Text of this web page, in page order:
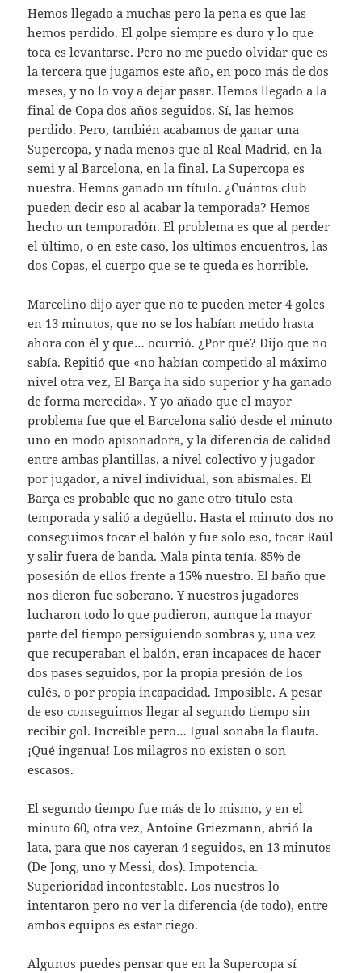
Hemos llegado a muchas pero la pena es que las
hemos perdido. El golpe siempre es duro y lo que
toca es levantarse. Pero no me puedo olvidar que es
la tercera que jugamos este año, en poco más de dos
meses, y no lo voy a dejar pasar. Hemos llegado a la
final de Copa dos años seguidos. Sí, las hemos
perdido. Pero, también acabamos de ganar una
Supercopa, y nada menos que al Real Madrid, en la
semi y al Barcelona, en la final. La Supercopa es
nuestra. Hemos ganado un título. ¿Cuántos club
pueden decir eso al acabar la temporada? Hemos
hecho un temporadón. El problema es que al perder
el último, o en este caso, los últimos encuentros, las
dos Copas, el cuerpo que se te queda es horrible.
Marcelino dijo ayer que no te pueden meter 4 goles
en 13 minutos, que no se los habían metido hasta
ahora con él y que… ocurrió. ¿Por qué? Dijo que no
sabía. Repitió que «no habían competido al máximo
nivel otra vez, El Barça ha sido superior y ha ganado
de forma merecida». Y yo añado que el mayor
problema fue que el Barcelona salió desde el minuto
uno en modo apisonadora, y la diferencia de calidad
entre ambas plantillas, a nivel colectivo y jugador
por jugador, a nivel individual, son abismales. El
Barça es probable que no gane otro título esta
temporada y salió a degüello. Hasta el minuto dos no
conseguimos tocar el balón y fue solo eso, tocar Raúl
y salir fuera de banda. Mala pinta tenía. 85% de
posesión de ellos frente a 15% nuestro. El baño que
nos dieron fue soberano. Y nuestros jugadores
lucharon todo lo que pudieron, aunque la mayor
parte del tiempo persiguiendo sombras y, una vez
que recuperaban el balón, eran incapaces de hacer
dos pases seguidos, por la propia presión de los
culés, o por propia incapacidad. Imposible. A pesar
de eso conseguimos llegar al segundo tiempo sin
recibir gol. Increíble pero… Igual sonaba la flauta.
¡Qué ingenua! Los milagros no existen o son
escasos.
El segundo tiempo fue más de lo mismo, y en el
minuto 60, otra vez, Antoine Griezmann, abrió la
lata, para que nos cayeran 4 seguidos, en 13 minutos
(De Jong, uno y Messi, dos). Impotencia.
Superioridad incontestable. Los nuestros lo
intentaron pero no ver la diferencia (de todo), entre
ambos equipos es estar ciego.
Algunos puedes pensar que en la Supercopa sí